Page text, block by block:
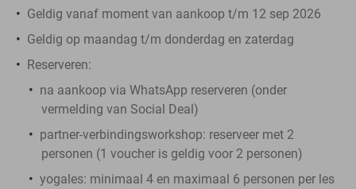
Geldig vanaf moment van aankoop t/m 12 sep 2026
Geldig op maandag t/m donderdag en zaterdag
Reserveren:
na aankoop via WhatsApp reserveren (onder
vermelding van Social Deal)
partner-verbindingsworkshop: reserveer met 2
personen (1 voucher is geldig voor 2 personen)
yogales: minimaal 4 en maximaal 6 personen per les